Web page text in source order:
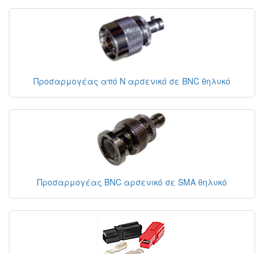
Προσαρμογέας από N αρσενικό σε BNC θηλυκό
Προσαρμογέας BNC αρσενικό σε SMA θηλυκό